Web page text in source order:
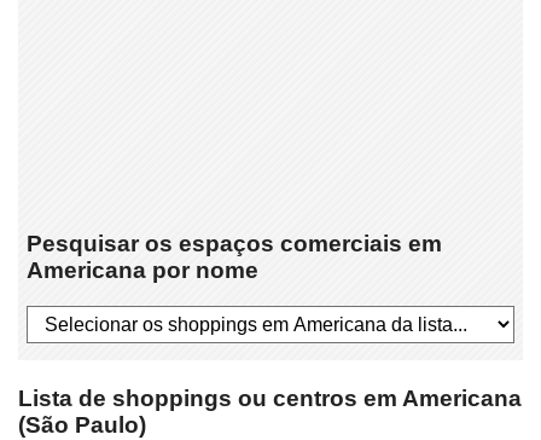
Pesquisar os espaços comerciais em
Americana por nome
Lista de shoppings ou centros em Americana
(São Paulo)